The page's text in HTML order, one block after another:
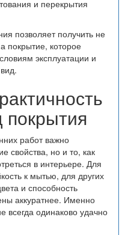
и перекрытия
позволяет получить не
покрытие, которое
эксплуатации и
работ важно
свойства, но и то, как
в интерьере. Для
к мытью, для других
и способность
аккуратнее. Именно
всегда одинаково удачно